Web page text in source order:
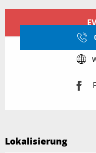
Lokalisierung